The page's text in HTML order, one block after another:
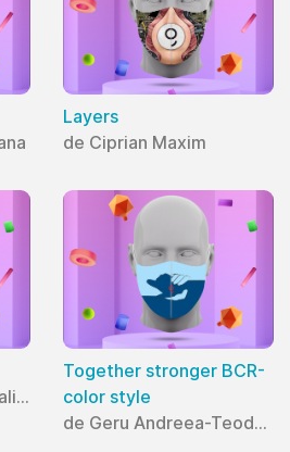
Layers
de Ciprian Maxim
de Straton Alice-Madalina
Together stronger BCR-
color style
de Geru Andreea-Teodora